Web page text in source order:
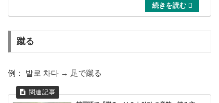
蹴る
例： 발로 차다 → 足で蹴る